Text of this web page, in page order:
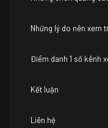
Những lý do nên xem
Điểm danh 1 số kênh
Kết luận
Liên hệ